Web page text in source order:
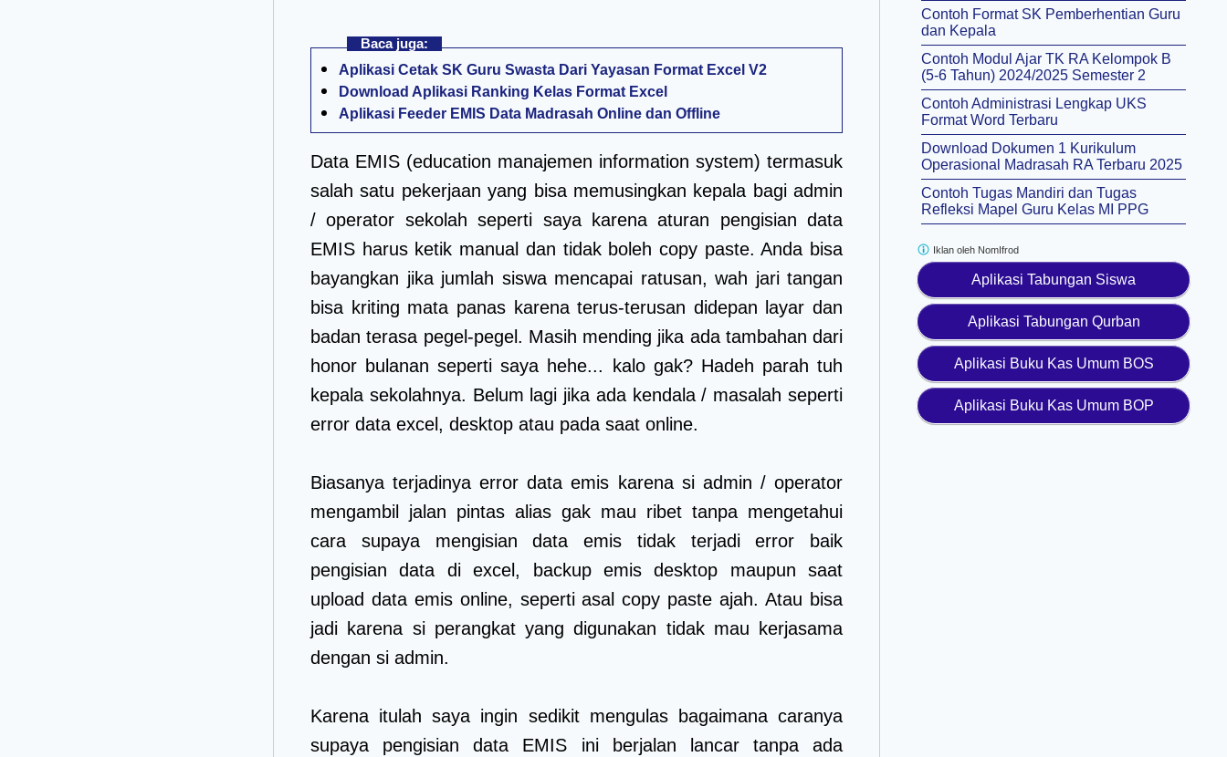
Baca juga:
Aplikasi Cetak SK Guru Swasta Dari Yayasan Format Excel V2
Download Aplikasi Ranking Kelas Format Excel
Aplikasi Feeder EMIS Data Madrasah Online dan Offline
Data EMIS (education manajemen information system) termasuk
salah satu pekerjaan yang bisa memusingkan kepala bagi admin
/ operator sekolah seperti saya karena aturan pengisian data
EMIS harus ketik manual dan tidak boleh copy paste. Anda bisa
bayangkan jika jumlah siswa mencapai ratusan, wah jari tangan
bisa kriting mata panas karena terus-terusan didepan layar dan
badan terasa pegel-pegel. Masih mending jika ada tambahan dari
honor bulanan seperti saya hehe... kalo gak? Hadeh parah tuh
kepala sekolahnya. Belum lagi jika ada kendala / masalah seperti
error data excel, desktop atau pada saat online.
Biasanya terjadinya error data emis karena si admin / operator
mengambil jalan pintas alias gak mau ribet tanpa mengetahui
cara supaya mengisian data emis tidak terjadi error baik
pengisian data di excel, backup emis desktop maupun saat
upload data emis online, seperti asal copy paste ajah. Atau bisa
jadi karena si perangkat yang digunakan tidak mau kerjasama
dengan si admin.
Karena itulah saya ingin sedikit mengulas bagaimana caranya
supaya pengisian data EMIS ini berjalan lancar tanpa ada
Contoh Format SK Pemberhentian Guru
dan Kepala
Contoh Modul Ajar TK RA Kelompok B
(5-6 Tahun) 2024/2025 Semester 2
Contoh Administrasi Lengkap UKS
Format Word Terbaru
Download Dokumen 1 Kurikulum
Operasional Madrasah RA Terbaru 2025
Contoh Tugas Mandiri dan Tugas
Refleksi Mapel Guru Kelas MI PPG
Aplikasi Tabungan Siswa
Aplikasi Tabungan Qurban
Aplikasi Buku Kas Umum BOS
Aplikasi Buku Kas Umum BOP
Iklan oleh NomIfrod